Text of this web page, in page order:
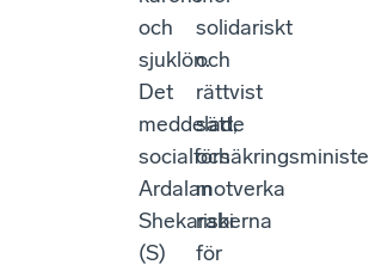
och
sjuklön.
Det
meddelade
Ardalan
Shekarabi
(S)
solidariskt
och
rättvist
sätt,
och
motverka
riskerna
för